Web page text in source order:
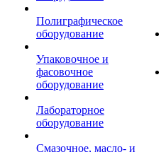
Полиграфическое
оборудование
Упаковочное и
фасовочное
оборудование
Лабораторное
оборудование
Смазочное, масло- и